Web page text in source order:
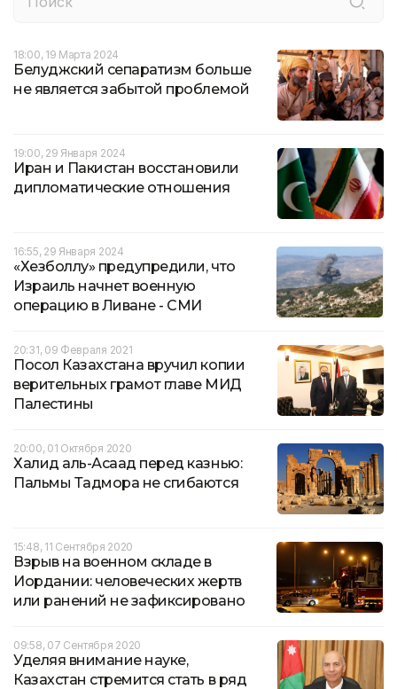
18:00, 19 Марта 2024
Белуджский сепаратизм больше
не является забытой проблемой
19:00, 29 Января 2024
Иран и Пакистан восстановили
дипломатические отношения
16:55, 29 Января 2024
«Хезболлу» предупредили, что
Израиль начнет военную
операцию в Ливане - СМИ
20:31, 09 Февраля 2021
Посол Казахстана вручил копии
верительных грамот главе МИД
Палестины
20:00, 01 Октября 2020
Халид аль-Асаад перед казнью:
Пальмы Тадмора не сгибаются
15:48, 11 Сентября 2020
Взрыв на военном складе в
Иордании: человеческих жертв
или ранений не зафиксировано
09:58, 07 Сентября 2020
Уделяя внимание науке,
Казахстан стремится стать в ряд